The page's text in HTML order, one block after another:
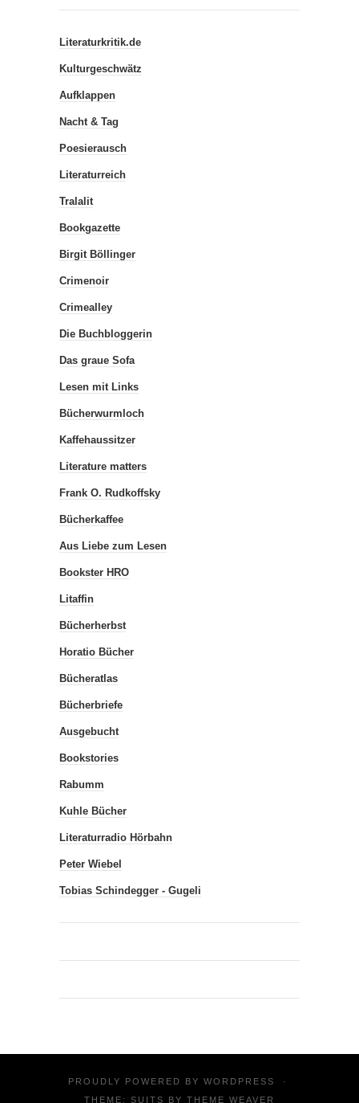
Literaturkritik.de
Kulturgeschwätz
Aufklappen
Nacht & Tag
Poesierausch
Literaturreich
Tralalit
Bookgazette
Birgit Böllinger
Crimenoir
Crimealley
Die Buchbloggerin
Das graue Sofa
Lesen mit Links
Bücherwurmloch
Kaffehaussitzer
Literature matters
Frank O. Rudkoffsky
Bücherkaffee
Aus Liebe zum Lesen
Bookster HRO
Litaffin
Bücherherbst
Horatio Bücher
Bücheratlas
Bücherbriefe
Ausgebucht
Bookstories
Rabumm
Kuhle Bücher
Literaturradio Hörbahn
Peter Wiebel
Tobias Schindegger - Gugeli
PROUDLY POWERED BY WORDPRESS
·
THEME: SUITS BY THEME WEAVER